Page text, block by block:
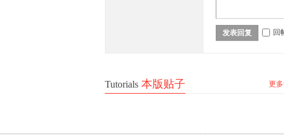
发表回复 回
Tutorials 本版贴子 更